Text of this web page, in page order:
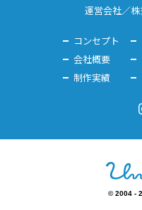
運営会社／
コンセプト
会社概要
制作実績
© 2004 -